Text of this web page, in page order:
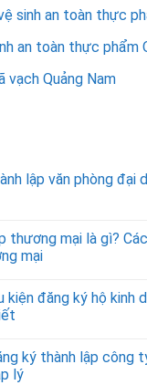
sinh an toàn thực
an toàn thực phẩm
vạch Quảng Nam
lập văn phòng đại
thương mại là gì?
mại
kiện đăng ký hộ kinh
ký thành lập công
lý